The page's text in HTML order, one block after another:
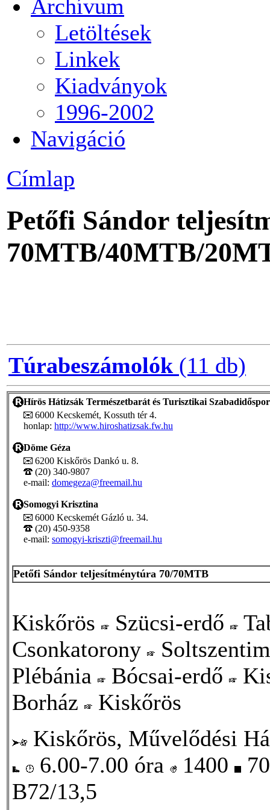
Archívum
Letöltések
Linkek
Kiadványok
1996-2002
Navigáció
Címlap
Petőfi Sándor
70MTB/40MTB/
Túrabeszámolók (11 db)
Hírös Hátizsák Természetbarát és Turisztikai
6000 Kecskemét, Kossuth tér 4.
honlap: http://www.hiroshatizsak.fw.hu
Döme Géza
6200 Kiskőrös Dankó u. 8.
(20) 340-9807
e-mail: domegeza@freemail.hu
Somogyi Krisztina
6000 Kecskemét Gázló u. 34.
(20) 450-9358
e-mail: somogyi-kriszti@freemail.hu
Petőfi Sándor teljesítménytúra 70/70MTB
Kiskőrös Szücsi-erdő
Csonkatorony
Plébánia
Bócsai-erdő
Borház
Kiskőrös
Kiskőrös, Művelődési
6.00-7.00 óra
1400
B72/13,5